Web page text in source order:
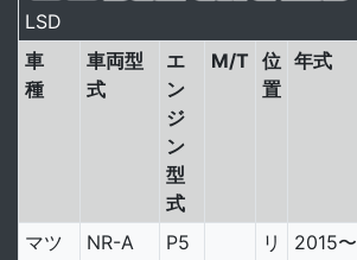
LSD
車
種
車両型
式
エ
ン
ジ
ン
型
式
M/T 位
置
年式
マツ
NR-A P5
リ
2015〜